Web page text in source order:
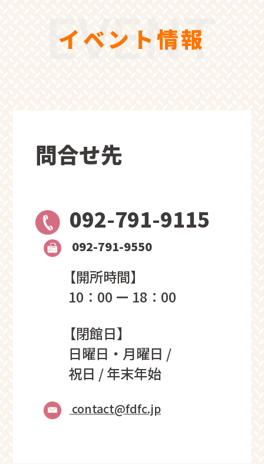
イベント情報
問合せ先
092-791-9115
092-791-9550
【開所時間】
10：00 ー 18：00
【閉館日】
日曜日・月曜日 /
祝日 / 年末年始
contact@fdfc.jp